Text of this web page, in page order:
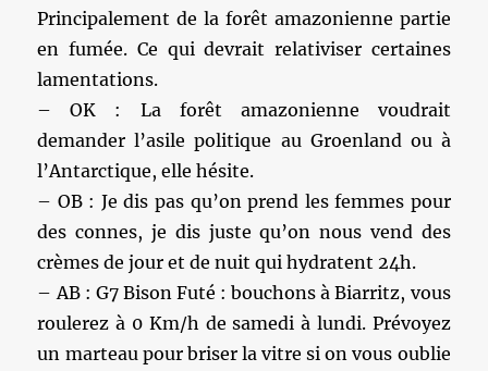
Principalement de la forêt amazonienne partie
en fumée. Ce qui devrait relativiser certaines
lamentations.
– OK : La forêt amazonienne voudrait
demander l’asile politique au Groenland ou à
l’Antarctique, elle hésite.
– OB : Je dis pas qu’on prend les femmes pour
des connes, je dis juste qu’on nous vend des
crèmes de jour et de nuit qui hydratent 24h.
– AB : G7 Bison Futé : bouchons à Biarritz, vous
roulerez à 0 Km/h de samedi à lundi. Prévoyez
un marteau pour briser la vitre si on vous oublie